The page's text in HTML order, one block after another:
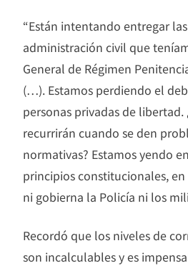
“Están intentando entregar
administración civil que
General de Régimen
(…). Estamos perdiendo el
personas privadas de libertad.
recurrirán cuando se den
normativas? Estamos yendo
principios constitucionales,
ni gobierna la Policía ni los
Recordó que los niveles de
son incalculables y es